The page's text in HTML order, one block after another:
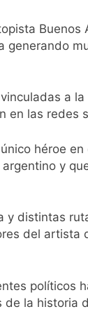
detenidos y
cercanas a
privados
a comisión
Buenos
generando
a
en las redes
héroe en
y
y distintas
del artista
políticos
la historia